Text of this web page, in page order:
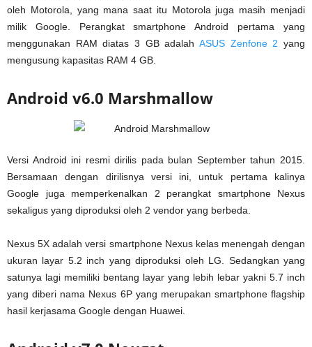
oleh Motorola, yang mana saat itu Motorola juga masih menjadi
milik Google. Perangkat smartphone Android pertama yang
menggunakan RAM diatas 3 GB adalah ASUS Zenfone 2 yang
mengusung kapasitas RAM 4 GB.
Android v6.0 Marshmallow
Versi Android ini resmi dirilis pada bulan September tahun 2015.
Bersamaan dengan dirilisnya versi ini, untuk pertama kalinya
Google juga memperkenalkan 2 perangkat smartphone Nexus
sekaligus yang diproduksi oleh 2 vendor yang berbeda.
Nexus 5X adalah versi smartphone Nexus kelas menengah dengan
ukuran layar 5.2 inch yang diproduksi oleh LG. Sedangkan yang
satunya lagi memiliki bentang layar yang lebih lebar yakni 5.7 inch
yang diberi nama Nexus 6P yang merupakan smartphone flagship
hasil kerjasama Google dengan Huawei.